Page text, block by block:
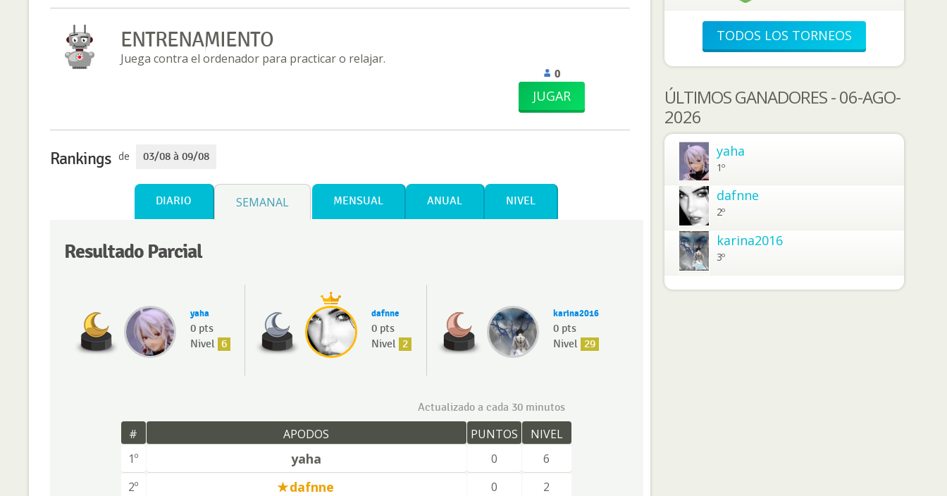
ENTRENAMIENTO
Juega contra el ordenador para practicar o relajar.
0
JUGAR
Rankings de 03/08 à 09/08
DIARIO SEMANAL MENSUAL ANUAL NIVEL
Resultado Parcial
yaha
0 pts
Nivel 6
dafnne
0 pts
Nivel 2
karina2016
0 pts
Nivel 29
Actualizado a cada 30 minutos
# APODOS PUNTOS
NIVEL
1º
yaha 0
6
2º
dafnne 0
2
TODOS LOS TORNEOS
ÚLTIMOS GANADORES - 06-AGO-
2026
yaha
1º
dafnne
2º
karina2016
3º